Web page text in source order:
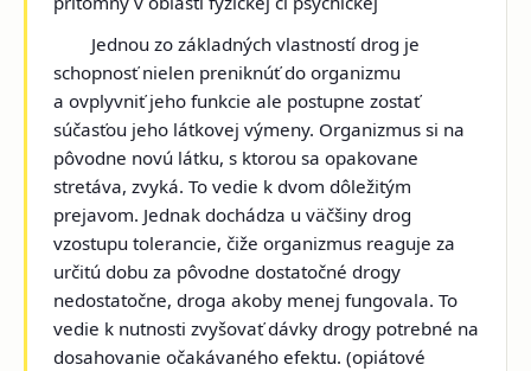
Jednou zo základných vlastností drog je
schopnosť nielen preniknúť do organizmu
a ovplyvniť jeho funkcie ale postupne zostať
súčasťou jeho látkovej výmeny. Organizmus si na
pôvodne novú látku, s ktorou sa opakovane
stretáva, zvyká. To vedie k dvom dôležitým
prejavom. Jednak dochádza u väčšiny drog
vzostupu tolerancie, čiže organizmus reaguje za
určitú dobu za pôvodne dostatočné drogy
nedostatočne, droga akoby menej fungovala. To
vedie k nutnosti zvyšovať dávky drogy potrebné na
dosahovanie očakávaného efektu. (opiátové